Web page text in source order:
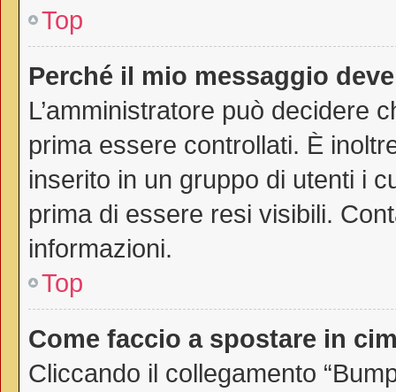
Top
Perché il mio messaggio
L’amministratore può decidere
prima essere controllati. È
inserito in un gruppo di utenti i
prima di essere resi visibili.
informazioni.
Top
Come faccio a spostare in
Cliccando il collegamento